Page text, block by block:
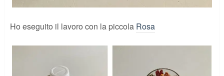
Ho eseguito il lavoro con la piccola Rosa